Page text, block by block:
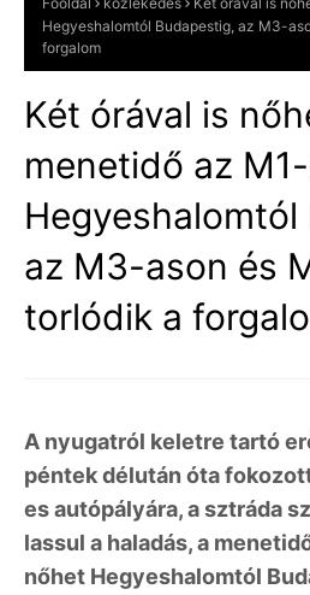
Hegyeshalomtól Budapestig, az M3-
forgalom
Két órával is
menetidő az
Hegyeshalomtól
az M3-ason és
torlódik a
A nyugatról keletre tartó
péntek délután óta
es autópályára, a sztráda
lassul a haladás, a
nőhet Hegyeshalomtól